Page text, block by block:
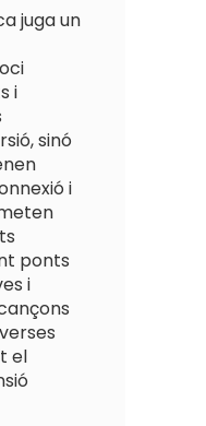
juga un
i
sinó
i
ponts
i
el